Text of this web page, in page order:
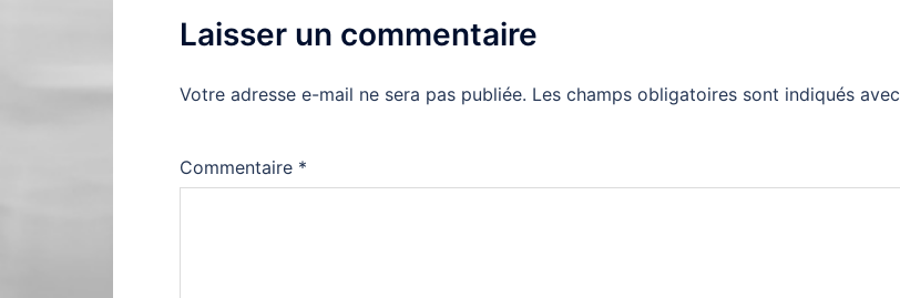
Laisser un commentaire
Votre adresse e-mail ne sera pas publiée. Les champs obligatoires sont indiqués avec
Commentaire *